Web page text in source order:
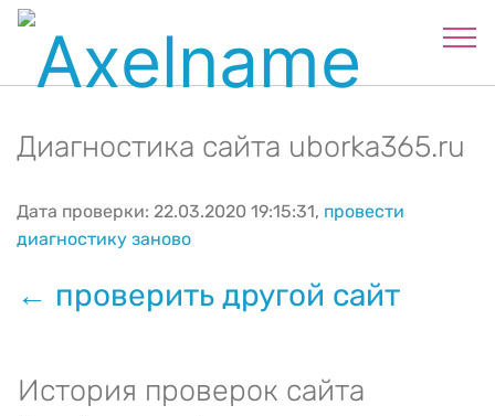
Диагностика сайта uborka365.ru
Дата проверки: 22.03.2020 19:15:31, провести
диагностику заново
← проверить другой сайт
История проверок сайта